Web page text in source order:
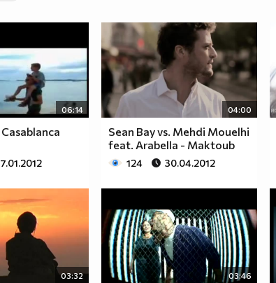
06:14
Casablanca
04:00
Sean Bay vs. Mehdi Mouelhi
feat. Arabella - Maktoub
124 30.04.2012
03:32 03:46